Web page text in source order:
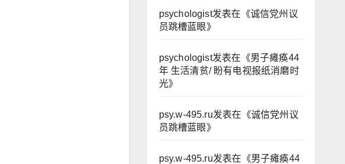
psychologist发表在《诚信党州议
员跳槽蓝眼》
psychologist发表在《男子瘫痪44
年 生活清贫/ 盼有电视报纸消磨时
光》
psy.w-495.ru发表在《诚信党州议
员跳槽蓝眼》
psy.w-495.ru发表在《男子瘫痪44